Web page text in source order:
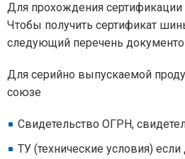
Для прохождения
Чтобы получить сертификат
следующий перечень
Для серийно выпускаемой
союзе
Свидетельство ОГРН,
ТУ (технические условия)